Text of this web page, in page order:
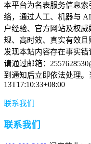
本平台为名表服务信息
络，通过人工、机器与
户经验、官方网站及权
规、高时效、真实有效
发现本站内容存在事实错
请通过邮箱：
到通知后立即依法处理。
13T17:10:33+08:00
联系我们
联系我们